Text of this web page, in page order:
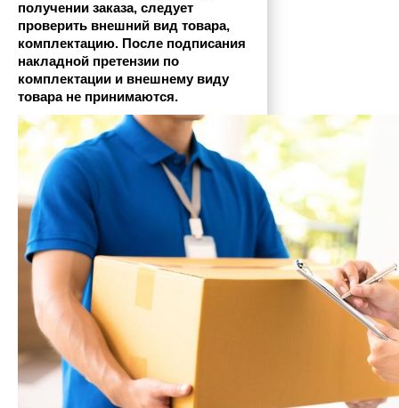
получении заказа, следует
проверить внешний вид товара,
комплектацию. После подписания
накладной претензии по
комплектации и внешнему виду
товара не принимаются.